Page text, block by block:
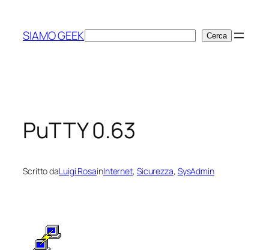
contenuto
SIAMO GEEKCerca Cerca
PuTTY 0.63
Scritto daLuigi RosainInternet, Sicurezza, SysAdmin